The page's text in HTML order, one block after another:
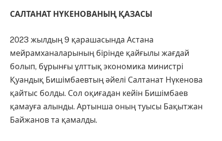
САЛТАНАТ НҮКЕНОВАНЫҢ ҚАЗАСЫ
2023 жылдың 9 қарашасында Астана
мейрамханаларының бірінде қайғылы жағдай
болып, бұрынғы ұлттық экономика министрі
Қуандық Бишімбаевтың әйелі Салтанат Нүкенова
қайтыс болды. Сол оқиғадан кейін Бишімбаев
қамауға алынды. Артынша оның туысы Бақытжан
Байжанов та қамалды.